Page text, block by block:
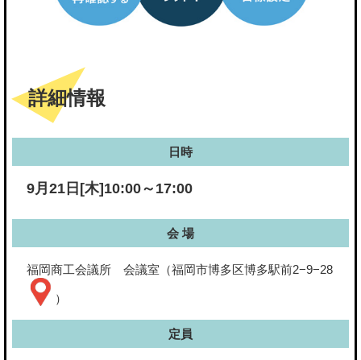
詳細情報
日時
9月21日[木]10:00～17:00
会 場
福岡商工会議所 会議室（福岡市博多区博多駅前2−9−28
）
定員